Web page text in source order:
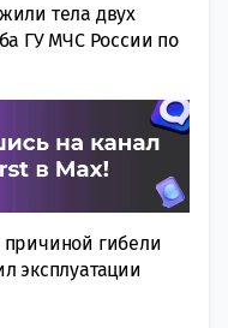
тела двух
ГУ МЧС России по
гибели
эксплуатации